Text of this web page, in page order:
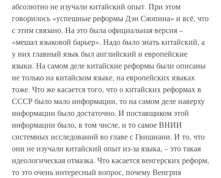
абсолютно не изучали китайский опыт. При этом
говорилось «успешные реформы Дэн Сяопина» и всё, что
с этим связано. На это была официальная версия –
«мешал языковой барьер». Надо было знать китайский, а
у них главный язык был английский и европейские
языки. На самом деле китайские реформы были описаны
не только на китайском языке, на европейских языках
тоже. Что же касается того, что о китайских реформах в
СССР было мало информации, то на самом деле наверху
информации было достаточно. И поставщиком этой
информации было, в том числе, и то самое ВНИИ
системных исследований во главе с Гвишиани. И то, что
они не изучали китайский опыт из-за языка, – это такая
идеологическая отмазка. Что касается венгерских реформ,
то это очень интересный вопрос, почему Венгрия